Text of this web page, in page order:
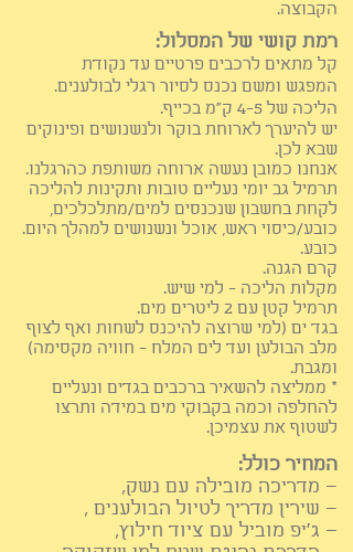
הקבוצה.
רמת קושי של המסלול:
קל מתאים לרכבים פרטיים עד נקודת
המפגש ומשם נכנס לסיור רגלי לבולענים.
הליכה של 4-5 ק"מ בכייף
.
יש להיערך לארוחת בוקר ולנשנושים ופינוקים
שבא לכן.
אנחנו כמובן נעשה ארוחה משותפת כהרגלנו.
תרמיל גב יומי נעליים טובות ותקינות להליכה
לקחת בחשבון שנכנסים למים/מתלכלכים,
כובע/כיסוי ראש, אוכל ונשנושים למהלך היום.
כובע.
קרם הגנה.
מקלות הליכה - למי שיש.
תרמיל קטן עם 2 ליטרים מים.
בגד ים (למי שרוצה להיכנס לשחות ואף לצוף
מלב הבולען ועד לים המלח - חוויה מקסימה)
ומגבת.
* ממליצה להשאיר ברכבים בגדים ונעליים
להחלפה וכמה בקבוקי מים במידה ותרצו
לשטוף את עצמיכן.
המחיר כולל:
– מדריכה מובילה עם נשק,
– שירין מדריך לטיול הבולענים ,
– ג'יפ מוביל עם ציוד חילוץ,